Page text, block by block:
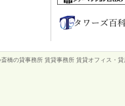
橋の貸事務所 賃貸事務所 賃貸オフィス・